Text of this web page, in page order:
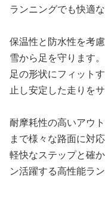
ランニングでも快適
保温性と防水性を考
雪から足を守ります。
足の形状にフィット
止し安定した走りをサ
耐摩耗性の高いアウ
まで様々な路面に対応
軽快なステップと確
ン活躍する高性能ラ